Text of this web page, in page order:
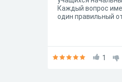
Каждый вопрос
один правильный
1